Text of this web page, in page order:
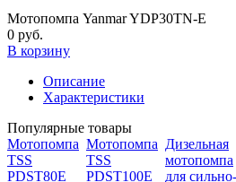
Мотопомпа Yanmar YDP30TN-E
0 руб.
В корзину
Описание
Характеристики
Популярные товары
Мотопомпа
TSS
PDST80E
Мотопомпа
TSS
PDST100E
Дизельная
мотопомпа
для сильно-